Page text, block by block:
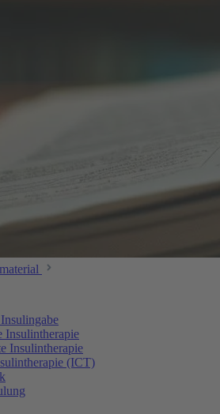
Insulintherapie
Insulintherapie
(ICT)